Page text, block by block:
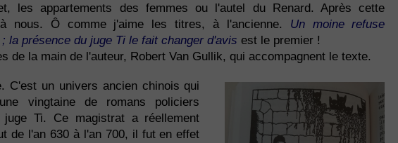
les appartements des femmes ou l'autel du Renard. Après cette
nous. Ô comme j'aime les titres, à l'ancienne. Un moine refuse
la présence du juge Ti le fait changer d'avis est le premier !
de la main de l'auteur, Robert Van Gullik, qui accompagnent le texte.
C'est un univers ancien chinois qui
vingtaine de romans policiers
Ti. Ce magistrat a réellement
de l'an 630 à l'an 700, il fut en effet